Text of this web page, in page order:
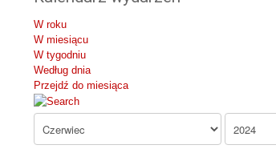
W roku
W miesiącu
W tygodniu
Według dnia
Przejdź do miesiąca